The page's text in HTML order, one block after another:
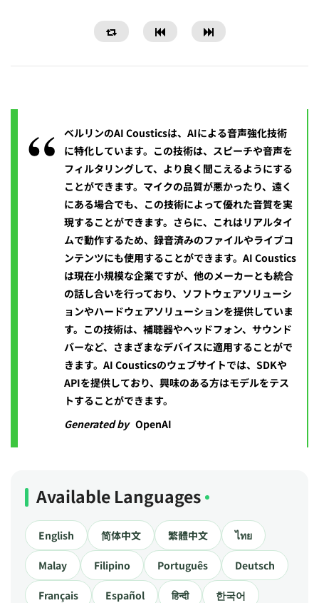
ベルリンのAI Cousticsは、AIによる音声強化技術
に特化しています。この技術は、スピーチや音声を
フィルタリングして、より良く聞こえるようにする
ことができます。マイクの品質が悪かったり、遠く
にある場合でも、この技術によって優れた音質を実
現することができます。さらに、これはリアルタイ
ムで動作するため、録音済みのファイルやライブコ
ンテンツにも使用することができます。AI Coustics
は現在小規模な企業ですが、他のメーカーとも統合
の話し合いを行っており、ソフトウェアソリューシ
ョンやハードウェアソリューションを提供していま
す。この技術は、補聴器やヘッドフォン、サウンド
バーなど、さまざまなデバイスに適用することがで
きます。AI Cousticsのウェブサイトでは、SDKや
APIを提供しており、興味のある方はモデルをテス
トすることができます。
Generated by OpenAI
Available Languages
English 简体中文 繁體中文 ไทย
Malay Filipino Português Deutsch
Français Español हिन्दी 한국어